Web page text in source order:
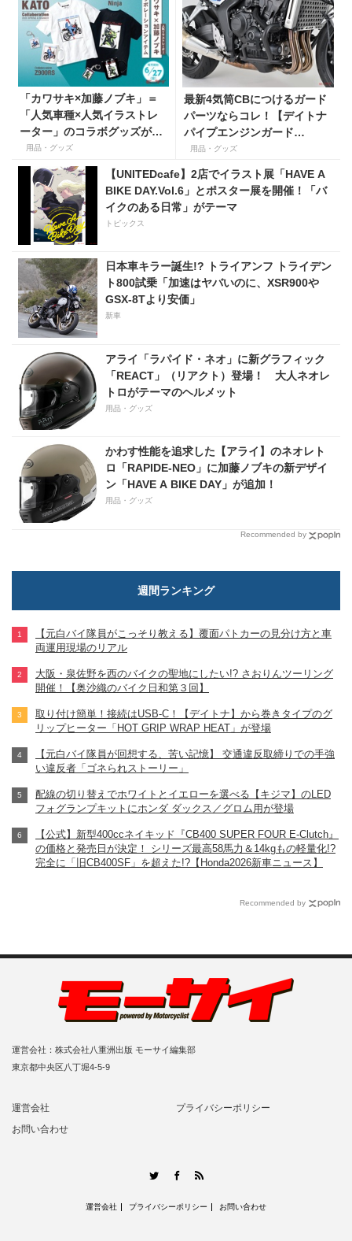
「カワサキ×加藤ノブキ」＝
「人気車種×人気イラストレ
ーター」のコラボグッズがカ
ワサキプラザから！かっこい
い！
用品・グッズ
最新4気筒CBにつけるガード
パーツならコレ！【デイトナ
パイプエンジンガード
CB1000F/SE（'26）、
CB1000 HORNET/SP（'25）
Lower】
用品・グッズ
【UNITEDcafe】2店でイラスト展「HAVE A
BIKE DAY.Vol.6」とポスター展を開催！「バ
イクのある日常」がテーマ
トピックス
日本車キラー誕生!? トライアンフ トライデン
ト800試乗「加速はヤバいのに、XSR900や
GSX-8Tより安価」
新車
アライ「ラパイド・ネオ」に新グラフィック
「REACT」（リアクト）登場！ 大人ネオレ
トロがテーマのヘルメット
用品・グッズ
かわす性能を追求した【アライ】のネオレト
ロ「RAPIDE-NEO」に加藤ノブキの新デザイ
ン「HAVE A BIKE DAY」が追加！
用品・グッズ
Recommended by
週間ランキング
【元白バイ隊員がこっそり教える】覆面パトカーの見分け方と車
両運用現場のリアル
大阪・泉佐野を西のバイクの聖地にしたい!? さおりんツーリング
開催！【奥沙織のバイク日和第３回】
取り付け簡単！接続はUSB-C！【デイトナ】から巻きタイプのグ
リップヒーター「HOT GRIP WRAP HEAT」が登場
【元白バイ隊員が回想する、苦い記憶】 交通違反取締りでの手強
い違反者「ゴネられストーリー」
配線の切り替えでホワイトとイエローを選べる【キジマ】のLED
フォグランプキットにホンダ ダックス／グロム用が登場
【公式】新型400ccネイキッド『CB400 SUPER FOUR E-Clutch』
の価格と発売日が決定！ シリーズ最高58馬力＆14kgもの軽量化!?
完全に「旧CB400SF」を超えた!?【Honda2026新車ニュース】
Recommended by
運営会社：株式会社八重洲出版 モーサイ編集部
東京都中央区八丁堀4-5-9
運営会社
プライバシーポリシー
お問い合わせ
TwitterFacebook
運営会社 プライバシーポリシー お問い合わせ